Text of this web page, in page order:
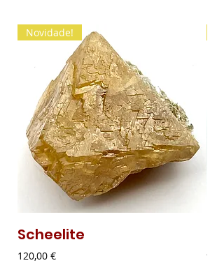
Novidade!
Scheelite
Preço
120,00 € 9,00